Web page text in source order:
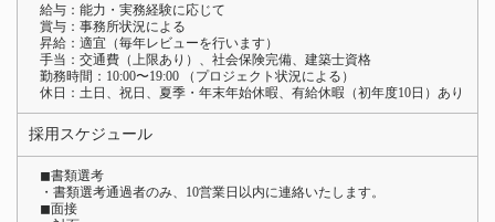
給与：能力・実務経験に応じて
賞与：事務所状況による
昇給：適宜（毎年レビューを行います）
手当：交通費（上限あり）、社会保険完備、建築士資格
勤務時間：10:00〜19:00 （プロジェクト状況による）
休日：土日、祝日、夏季・年末年始休暇、有給休暇（初年度10日）あり
採用スケジュール
◼︎書類選考
・書類選考通過者のみ、10営業日以内に連絡いたします。
◼︎面接